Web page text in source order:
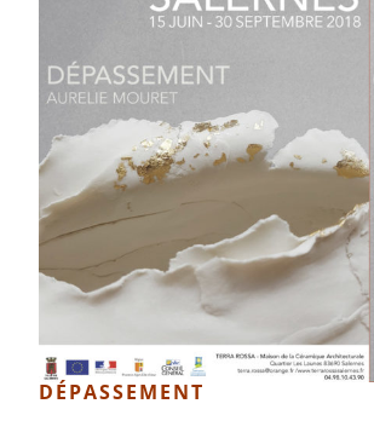
DÉPASSEMENT